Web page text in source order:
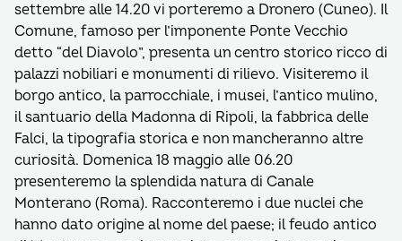
settembre alle 14.20 vi porteremo a Dronero (Cuneo). Il
Comune, famoso per l’imponente Ponte Vecchio
detto “del Diavolo”, presenta un centro storico ricco di
palazzi nobiliari e monumenti di rilievo. Visiteremo il
borgo antico, la parrocchiale, i musei, l’antico mulino,
il santuario della Madonna di Ripoli, la fabbrica delle
Falci, la tipografia storica e non mancheranno altre
curiosità. Domenica 18 maggio alle 06.20
presenteremo la splendida natura di Canale
Monterano (Roma). Racconteremo i due nuclei che
hanno dato origine al nome del paese; il feudo antico